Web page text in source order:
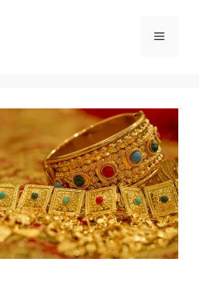
Menu